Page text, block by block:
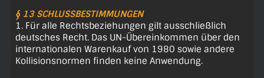
§ 13 SCHLUSSBESTIMMUNGEN
1. Für alle Rechtsbeziehungen gilt ausschließlich
deutsches Recht. Das UN-Übereinkommen über den
internationalen Warenkauf von 1980 sowie andere
Kollisionsnormen finden keine Anwendung.